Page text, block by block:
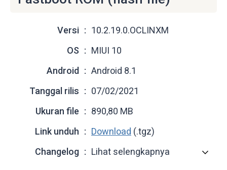
Versi
10.2.19.0.OCLINXM
OS
MIUI 10
Android
Android 8.1
Tanggal rilis
07/02/2021
Ukuran file
890,80 MB
Link unduh
Download (.tgz)
Changelog
Lihat selengkapnya